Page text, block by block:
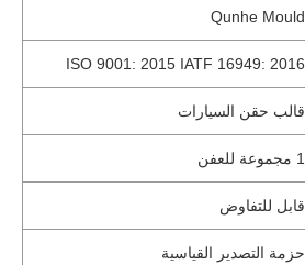
Qunhe Mould
ISO 9001: 2015 IATF 16949: 2016
قالب حقن السيارات
1 مجموعة للعفن
قابل للتفاوض
حزمة التصدير القياسية